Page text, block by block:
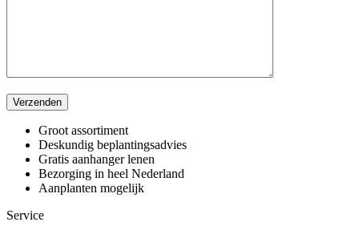
Verzenden
Groot assortiment
Deskundig beplantingsadvies
Gratis aanhanger lenen
Bezorging in heel Nederland
Aanplanten mogelijk
Service